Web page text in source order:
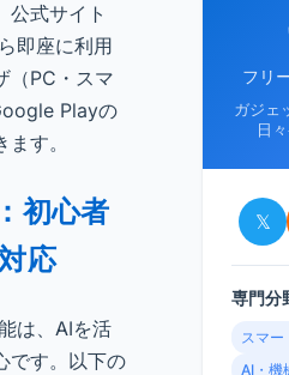
公式サイト
即座に利用
（PC・スマ
Playの
す。
初心者
応
は、AIを活
です。以下の
フリ
ガジェ
日
𝕏
専門分
スマー
AI・機